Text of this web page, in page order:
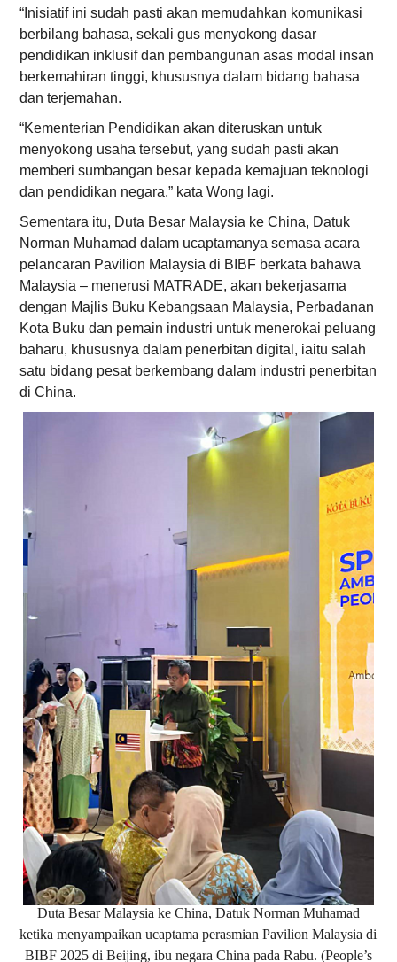
“Inisiatif ini sudah pasti akan memudahkan komunikasi
berbilang bahasa, sekali gus menyokong dasar
pendidikan inklusif dan pembangunan asas modal insan
berkemahiran tinggi, khususnya dalam bidang bahasa
dan terjemahan.
“Kementerian Pendidikan akan diteruskan untuk
menyokong usaha tersebut, yang sudah pasti akan
memberi sumbangan besar kepada kemajuan teknologi
dan pendidikan negara,” kata Wong lagi.
Sementara itu, Duta Besar Malaysia ke China, Datuk
Norman Muhamad dalam ucaptamanya semasa acara
pelancaran Pavilion Malaysia di BIBF berkata bahawa
Malaysia – menerusi MATRADE, akan bekerjasama
dengan Majlis Buku Kebangsaan Malaysia, Perbadanan
Kota Buku dan pemain industri untuk menerokai peluang
baharu, khususnya dalam penerbitan digital, iaitu salah
satu bidang pesat berkembang dalam industri penerbitan
di China.
Duta Besar Malaysia ke China, Datuk Norman Muhamad
ketika menyampaikan ucaptama perasmian Pavilion Malaysia di
BIBF 2025 di Beijing, ibu negara China pada Rabu. (People’s